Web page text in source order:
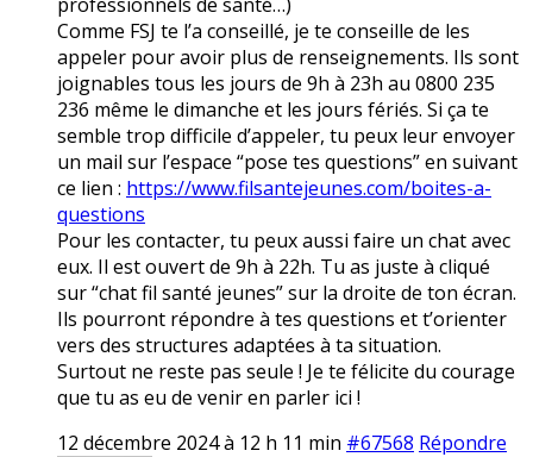
Comme FSJ te l’a conseillé, je te conseille de les
appeler pour avoir plus de renseignements. Ils sont
joignables tous les jours de 9h à 23h au 0800 235
236 même le dimanche et les jours fériés. Si ça te
semble trop difficile d’appeler, tu peux leur envoyer
un mail sur l’espace “pose tes questions” en suivant
ce lien : https://www.filsantejeunes.com/boites-a-
questions
Pour les contacter, tu peux aussi faire un chat avec
eux. Il est ouvert de 9h à 22h. Tu as juste à cliqué
sur “chat fil santé jeunes” sur la droite de ton écran.
Ils pourront répondre à tes questions et t’orienter
vers des structures adaptées à ta situation.
Surtout ne reste pas seule ! Je te félicite du courage
que tu as eu de venir en parler ici !
12 décembre 2024 à 12 h 11 min #67568 Répondre